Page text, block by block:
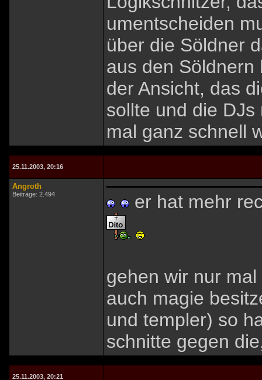
umentscheiden
über die Söldner
aus den
der Ansicht, das
sollte und die
mal ganz schnell
25.11.2003, 20:16
Angroth
Beiträge: 2.494 er hat mehr
gehen wir nur
auch magie
und templer) so
schnitte gegen
25.11.2003, 20:21